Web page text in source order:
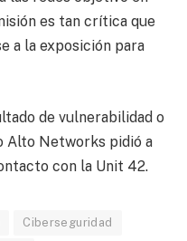
es tan crítica que
a la exposición para
de vulnerabilidad o
Alto Networks pidió a
con la Unit 42.
Ciberseguridad